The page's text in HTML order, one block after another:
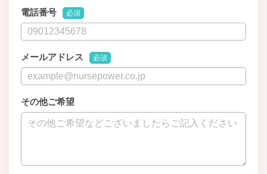
電話番号 必須
メールアドレス 必須
その他ご希望